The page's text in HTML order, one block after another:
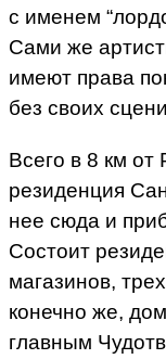
с именем
Сами же
имеют права
без своих
Всего в 8 км от
резиденция
нее сюда и
Состоит
магазинов,
конечно же,
главным